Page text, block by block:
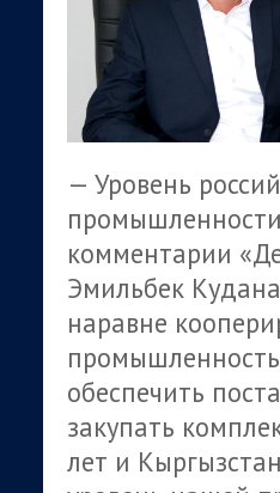
— Уровень
комментарии
Эмильбек
наравне
обеспечить
закупать
лет и